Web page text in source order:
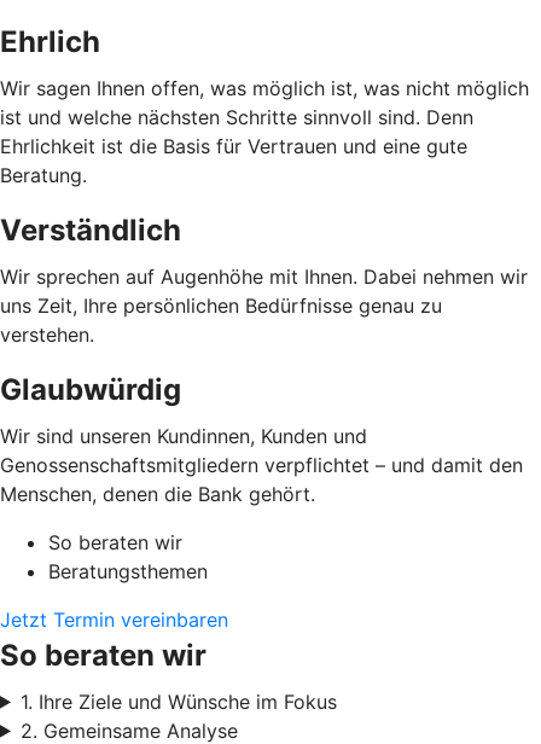
Ehrlich
Wir sagen Ihnen offen, was möglich ist, was nicht möglich
ist und welche nächsten Schritte sinnvoll sind. Denn
Ehrlichkeit ist die Basis für Vertrauen und eine gute
Beratung.
Verständlich
Wir sprechen auf Augenhöhe mit Ihnen. Dabei nehmen wir
uns Zeit, Ihre persönlichen Bedürfnisse genau zu
verstehen.
Glaubwürdig
Wir sind unseren Kundinnen, Kunden und
Genossenschaftsmitgliedern verpflichtet – und damit den
Menschen, denen die Bank gehört.
So beraten wir
Beratungsthemen
Jetzt Termin vereinbaren
So beraten wir
1. Ihre Ziele und Wünsche im Fokus
2. Gemeinsame Analyse